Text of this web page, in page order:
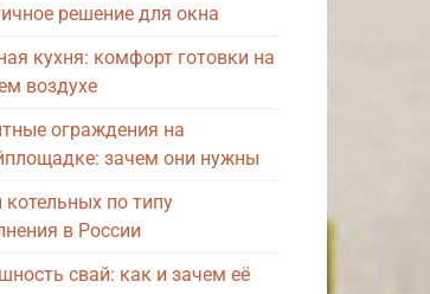
решение для окна
кухня: комфорт готовки на
воздухе
ограждения на
зачем они нужны
по типу
в России
свай: как и зачем её